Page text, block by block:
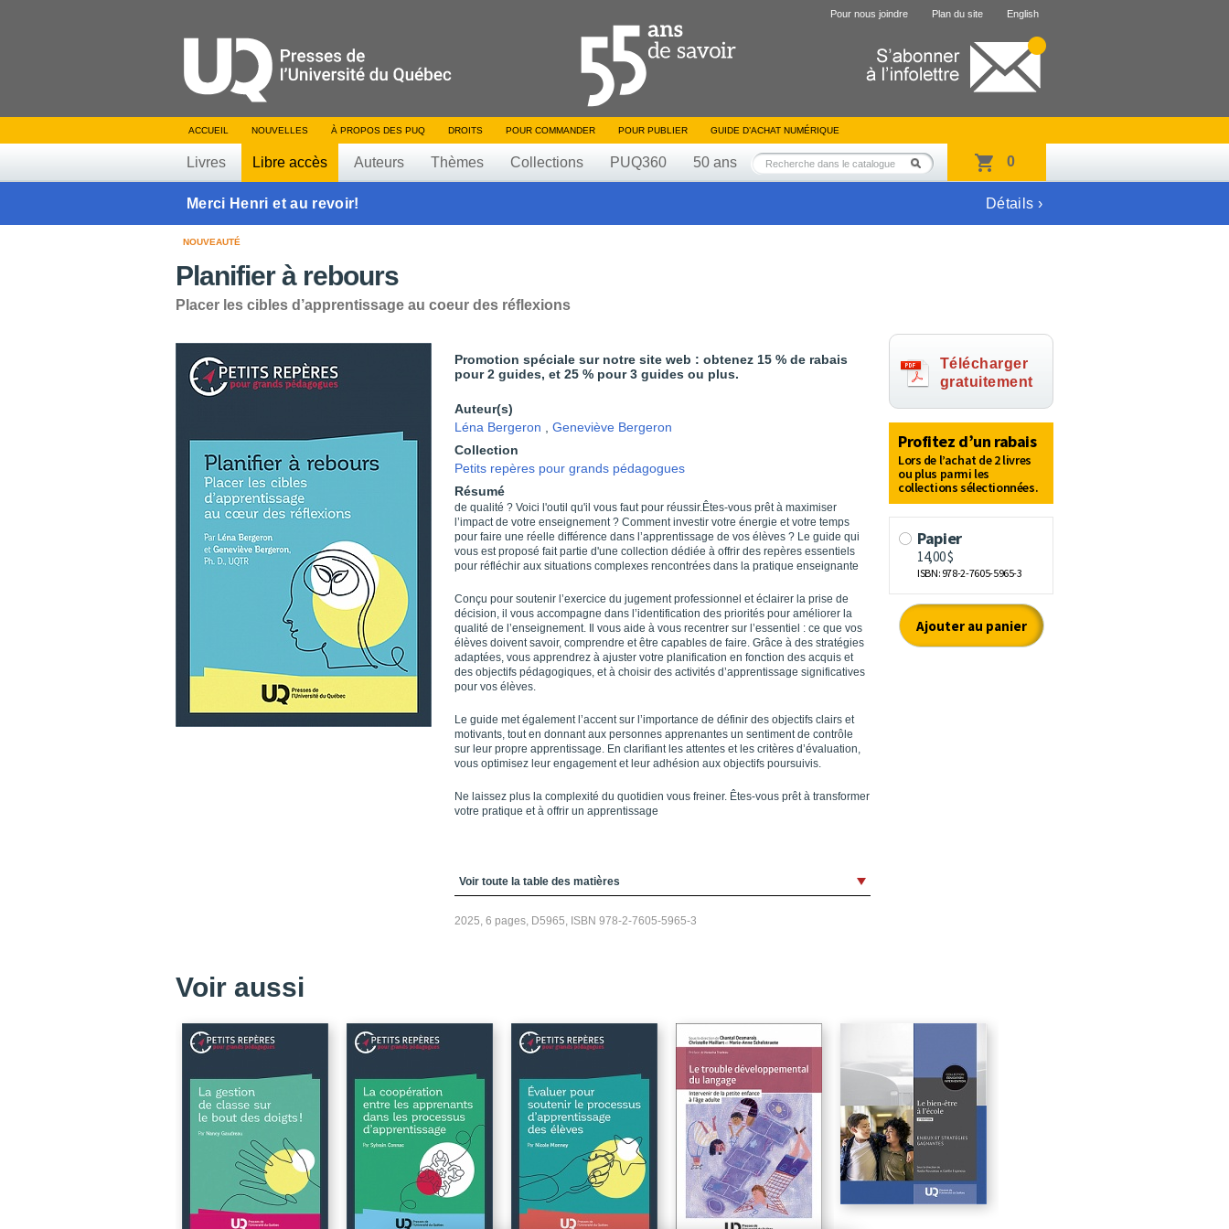
Pour nous joindre Plan du site English
ACCUEIL NOUVELLES À PROPOS DES PUQ DROITS POUR COMMANDER POUR PUBLIER GUIDE D’ACHAT NUMÉRIQUE
Livres Libre accès Auteurs Thèmes Collections PUQ360 50 ans 0
Merci Henri et au revoir! Détails ›
NOUVEAUTÉ
Planifier à rebours
Placer les cibles d’apprentissage au coeur des réflexions
Promotion spéciale sur notre site web : obtenez 15 % de rabais
pour 2 guides, et 25 % pour 3 guides ou plus.
Auteur(s)
Léna Bergeron
Geneviève Bergeron
Collection
Petits repères pour grands pédagogues
Résumé
de qualité ? Voici l'outil qu'il vous faut pour réussir.Êtes-vous prêt à maximiser
l’impact de votre enseignement ? Comment investir votre énergie et votre temps
pour faire une réelle différence dans l’apprentissage de vos élèves ? Le guide qui
vous est proposé fait partie d'une collection dédiée à offrir des repères essentiels
pour réfléchir aux situations complexes rencontrées dans la pratique enseignante
Conçu pour soutenir l’exercice du jugement professionnel et éclairer la prise de
décision, il vous accompagne dans l’identification des priorités pour améliorer la
qualité de l’enseignement. Il vous aide à vous recentrer sur l’essentiel : ce que vos
élèves doivent savoir, comprendre et être capables de faire. Grâce à des stratégies
adaptées, vous apprendrez à ajuster votre planification en fonction des acquis et
des objectifs pédagogiques, et à choisir des activités d’apprentissage significatives
pour vos élèves.
Le guide met également l’accent sur l’importance de définir des objectifs clairs et
motivants, tout en donnant aux personnes apprenantes un sentiment de contrôle
sur leur propre apprentissage. En clarifiant les attentes et les critères d’évaluation,
vous optimisez leur engagement et leur adhésion aux objectifs poursuivis.
Ne laissez plus la complexité du quotidien vous freiner. Êtes-vous prêt à transformer
votre pratique et à offrir un apprentissage
Table des matières
Voir toute la table des matières
2025, 6 pages, D5965, ISBN 978-2-7605-5965-3
Télécharger
gratuitement
Voir aussi